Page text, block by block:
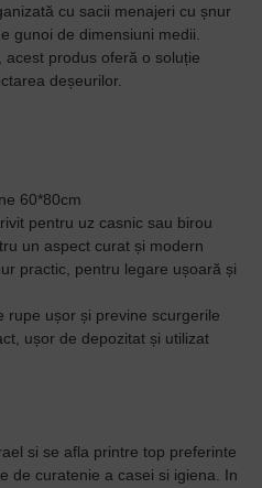
cu sacii menajeri cu șnur
gunoi de dimensiuni medii.
produs oferă o soluție
deșeurilor.
60*80cm
pentru uz casnic sau birou
un aspect curat și modern
practic, pentru legare ușoară și
rupe ușor și previne scurgerile
ușor de depozitat și utilizat
si se afla printre top preferinte
de curatenie a casei si igiena. In